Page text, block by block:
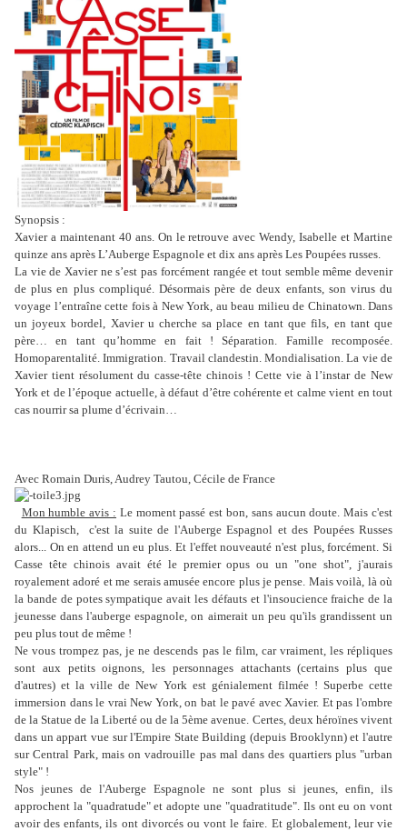
Synopsis :
Xavier a maintenant 40 ans. On le retrouve avec Wendy, Isabelle et Martine
quinze ans après L’Auberge Espagnole et dix ans après Les Poupées russes.
La vie de Xavier ne s’est pas forcément rangée et tout semble même devenir
de plus en plus compliqué. Désormais père de deux enfants, son virus du
voyage l’entraîne cette fois à New York, au beau milieu de Chinatown. Dans
un joyeux bordel, Xavier u cherche sa place en tant que fils, en tant que
père… en tant qu’homme en fait ! Séparation. Famille recomposée.
Homoparentalité. Immigration. Travail clandestin. Mondialisation. La vie de
Xavier tient résolument du casse-tête chinois ! Cette vie à l’instar de New
York et de l’époque actuelle, à défaut d’être cohérente et calme vient en tout
cas nourrir sa plume d’écrivain…
Avec Romain Duris, Audrey Tautou, Cécile de France
Mon humble avis : Le moment passé est bon, sans aucun doute. Mais c'est
du Klapisch, c'est la suite de l'Auberge Espagnol et des Poupées Russes
alors... On en attend un eu plus. Et l'effet nouveauté n'est plus, forcément. Si
Casse tête chinois avait été le premier opus ou un "one shot", j'aurais
royalement adoré et me serais amusée encore plus je pense. Mais voilà, là où
la bande de potes sympatique avait les défauts et l'insoucience fraiche de la
jeunesse dans l'auberge espagnole, on aimerait un peu qu'ils grandissent un
peu plus tout de même !
Ne vous trompez pas, je ne descends pas le film, car vraiment, les répliques
sont aux petits oignons, les personnages attachants (certains plus que
d'autres) et la ville de New York est génialement filmée ! Superbe cette
immersion dans le vrai New York, on bat le pavé avec Xavier. Et pas l'ombre
de la Statue de la Liberté ou de la 5ème avenue. Certes, deux héroïnes vivent
dans un appart vue sur l'Empire State Building (depuis Brooklynn) et l'autre
sur Central Park, mais on vadrouille pas mal dans des quartiers plus "urban
style" !
Nos jeunes de l'Auberge Espagnole ne sont plus si jeunes, enfin, ils
approchent la "quadratude" et adopte une "quadratitude". Ils ont eu on vont
avoir des enfants, ils ont divorcés ou vont le faire. Et globalement, leur vie